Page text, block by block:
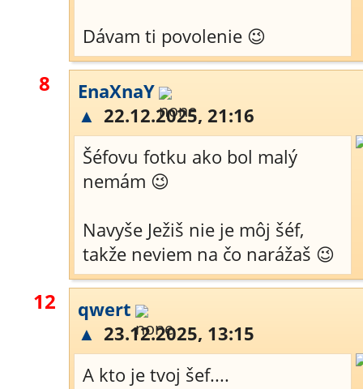
Dávam ti povolenie 😉
8
EnaXnaY
▲ 22.12.2025, 21:16
Šéfovu fotku ako bol malý
nemám 😉
Navyše Ježiš nie je môj šéf,
takže neviem na čo narážaš 😉
12
qwert
▲ 23.12.2025, 13:15
A kto je tvoj šef....